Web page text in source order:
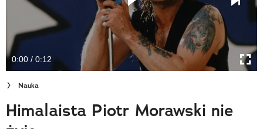
Newsletter
Cuda Polski
Wielki Konkurs Fotograficzny
Trendbook Podróżniczy
0:00 / 0:12
Nauka
Himalaista Piotr Morawski nie